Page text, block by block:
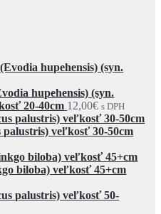
hupehensis) (syn.
20-40cm 12,00€ s DPH
veľkosť 30-50cm
biloba) veľkosť 45+cm